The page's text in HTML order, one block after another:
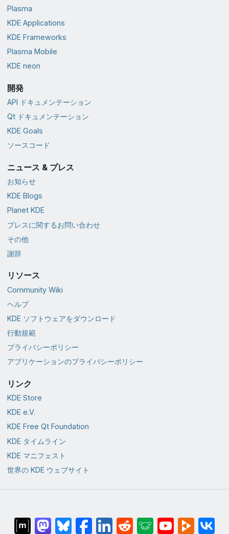
Plasma
KDE Applications
KDE Frameworks
Plasma Mobile
KDE neon
開発
API ドキュメンテーション
Qt ドキュメンテーション
KDE Goals
ソースコード
ニュース & プレス
お知らせ
KDE Blogs
Planet KDE
プレスに関するお問い合わせ
その他
謝辞
リソース
Community Wiki
ヘルプ
KDE ソフトウェアをダウンロード
行動規範
プライバシーポリシー
アプリケーションのプライバシーポリシー
リンク
KDE Store
KDE e.V.
KDE Free Qt Foundation
KDE タイムライン
KDE マニフェスト
世界の KDE ウェブサイト